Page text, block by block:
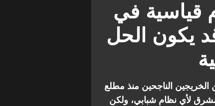
قياسية في
يكون الحل
الخريجين الناجحين منذ مطلع
لأي نظام شبابي، ولكن